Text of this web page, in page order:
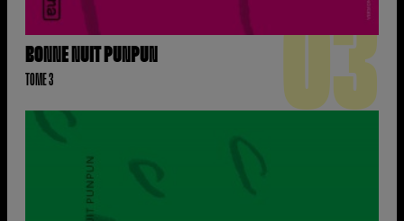
BONNE NUIT PUNPUN
TOME 3 03